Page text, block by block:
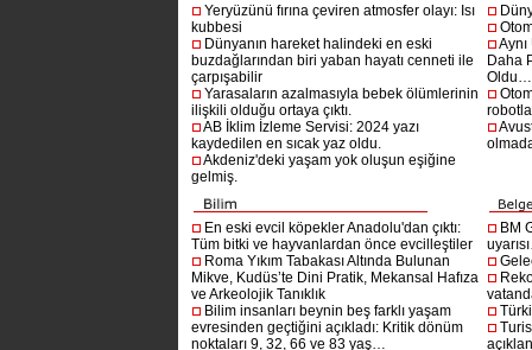
Yeryüzünü fırına çeviren atmosfer olayı: Isı
kubbesi
Dünyanın hareket halindeki en eski
buzdağlarından biri yaban hayatı cenneti ile
çarpışabilir
Yarasaların azalmasıyla bebek ölümlerinin
ilişkili olduğu ortaya çıktı.
AB İklim İzleme Servisi: 2024 yazı
kaydedilen en sıcak yaz oldu.
Akdeniz'deki yaşam yok oluşun eşiğine
gelmiş.
Daha
Oldu…
En eski evcil köpekler Anadolu'dan çıktı:
Tüm bitki ve hayvanlardan önce evcilleştiler
Roma Yıkım Tabakası Altında Bulunan
Mikve, Kudüs’te Dini Pratik, Mekansal Hafıza
ve Arkeolojik Tanıklık
Bilim insanları beynin beş farklı yaşam
evresinden geçtiğini açıkladı: Kritik dönüm
noktaları 9, 32, 66 ve 83 yaş…
BM